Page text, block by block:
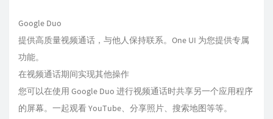
Google Duo
提供高质量视频通话，与他人保持联系。One UI 为您提供专属
功能。
在视频通话期间实现其他操作
您可以在使用 Google Duo 进行视频通话时共享另一个应用程序
的屏幕。一起观看 YouTube、分享照片、搜索地图等等。